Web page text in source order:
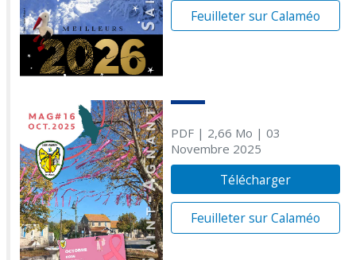
Feuilleter sur Calaméo
PDF| 2,66 Mo | 03
Novembre 2025
Télécharger
Feuilleter sur Calaméo